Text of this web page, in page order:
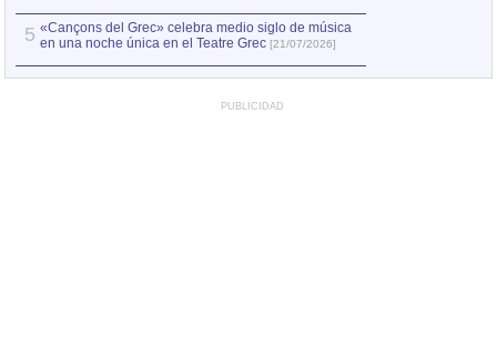
5 «Cançons del Grec» celebra medio siglo de música
en una noche única en el Teatre Grec [21/07/2026]
PUBLICIDAD